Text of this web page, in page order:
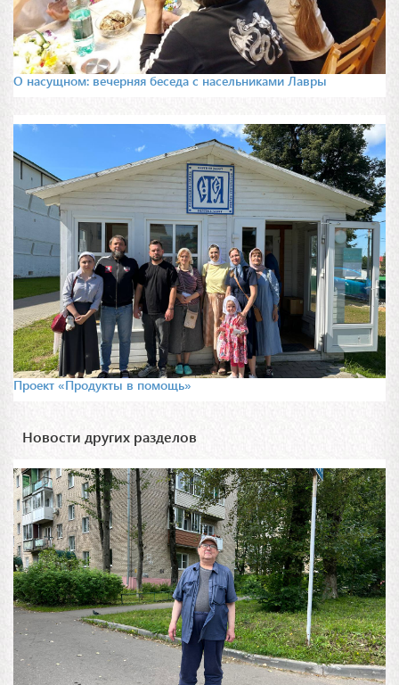
О насущном: вечерняя беседа с насельниками Лавры
Проект «Продукты в помощь»
Новости других разделов